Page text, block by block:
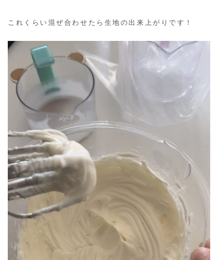
これくらい混ぜ合わせたら生地の出来上がりです！